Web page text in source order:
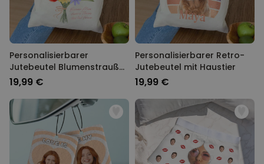
Personalisierbarer
Jutebeutel Blumenstrauß
mit Handabdruck
19,99 €
Personalisierbarer Retro-
Jutebeutel mit Haustier
19,99 €